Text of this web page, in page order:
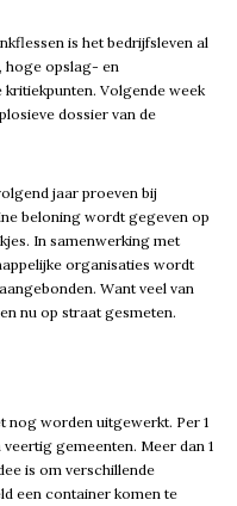
is het bedrijfsleven al
hoge opslag- en
Volgende week
dossier van de
jaar proeven bij
beloning wordt gegeven op
In samenwerking met
organisaties wordt
Want veel van
nu op straat gesmeten.
nog worden uitgewerkt. Per 1
gemeenten. Meer dan 1
is om verschillende
een container komen te